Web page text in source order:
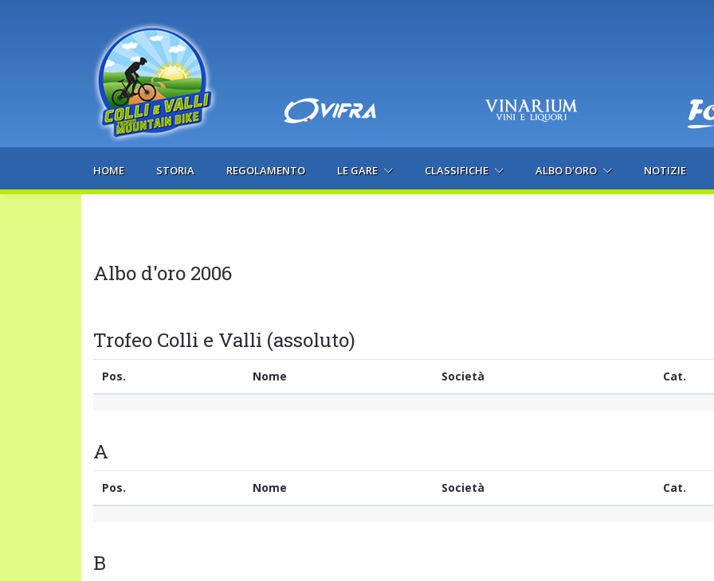
HOME STORIA REGOLAMENTO LE GARE CLASSIFICHE ALBO D'ORO NOTIZIE
Albo d'oro 2006
Trofeo Colli e Valli (assoluto)
Pos. Nome Società Cat.
A
Pos. Nome Società Cat.
B